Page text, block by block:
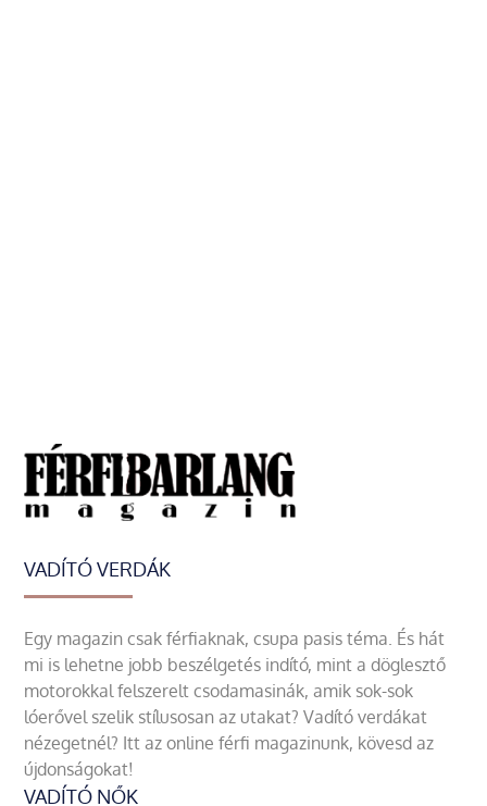
VADÍTÓ VERDÁK
Egy magazin csak férfiaknak, csupa pasis téma. És hát
mi is lehetne jobb beszélgetés indító, mint a döglesztő
motorokkal felszerelt csodamasinák, amik sok-sok
lóerővel szelik stílusosan az utakat? Vadító verdákat
nézegetnél? Itt az online férfi magazinunk, kövesd az
újdonságokat!
VADÍTÓ NŐK